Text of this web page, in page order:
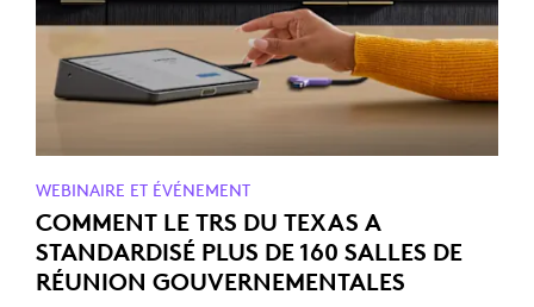
WEBINAIRE ET ÉVÉNEMENT
COMMENT LE TRS DU TEXAS A
STANDARDISÉ PLUS DE 160 SALLES DE
RÉUNION GOUVERNEMENTALES